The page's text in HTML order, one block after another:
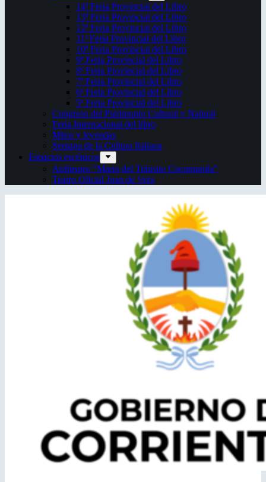
14ª Feria Provincial del Libro
13ª Feria Provincial del Libro
12ª Feria Provincial del Libro
11ª Feria Provincial del Libro
10ª Feria Provincial del Libro
9ª Feria Provincial del Libro
8ª Feria Provincial del Libro
7ª Feria Provincial del Libro
6ª Feria Provincial del Libro
5ª Feria Provincial del Libro
Congreso del Patrimonio Cultural y Natural
Feria Internacional del libro
Mitos y leyendas
Semana de la Cultura Italiana
Espacios escénicos
Anfiteatro “Mario del Tránsito Cocomarola”
Teatro Oficial Juan de Vera